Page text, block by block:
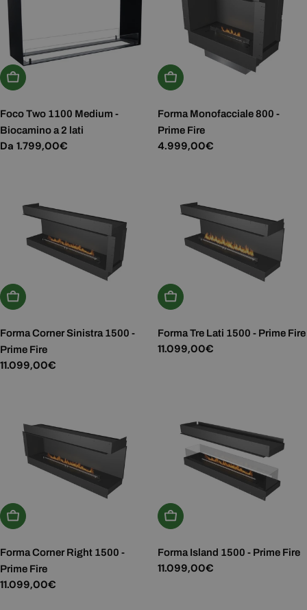
Scegli Le Opzioni
Foco Two 1100 Medium -
Biocamino a 2 lati
Prezzo
Da 1.799,00€
Aggiungi Al Carrello
Forma Monofacciale 800 -
Prime Fire
Prezzo
4.999,00€
Aggiungi Al Carrello
Forma Corner Sinistra 1500 -
Prime Fire
Prezzo
11.099,00€
Aggiungi Al Carrello
Forma Tre Lati 1500 - Prime Fire
Prezzo
11.099,00€
Aggiungi Al Carrello
Forma Corner Right 1500 -
Prime Fire
Prezzo
11.099,00€
Aggiungi Al Carrello
Forma Island 1500 - Prime Fire
Prezzo
11.099,00€